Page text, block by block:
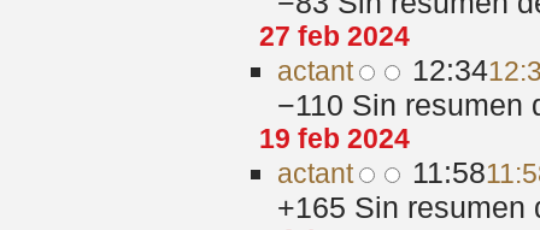
27 feb 2024
actant 12:34
−110 Sin resumen
19 feb 2024
actant 11:58
+165 Sin resumen